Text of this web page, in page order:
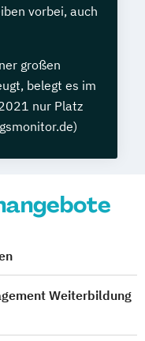
vorbei, auch
großen
belegt es im
nur Platz
Weiterbildung